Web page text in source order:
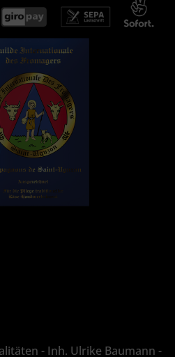
- Inh. Ulrike Baumann -